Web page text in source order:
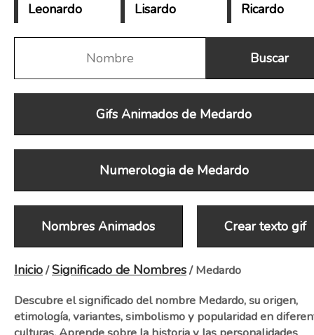
Leonardo Lisardo Ricardo
Gifs Animados de Medardo
Numerologia de Medardo
Nombres Animados Crear texto gif
Inicio/Significado de Nombres/ Medardo
Descubre el significado del nombre Medardo, su origen,
etimología, variantes, simbolismo y popularidad en